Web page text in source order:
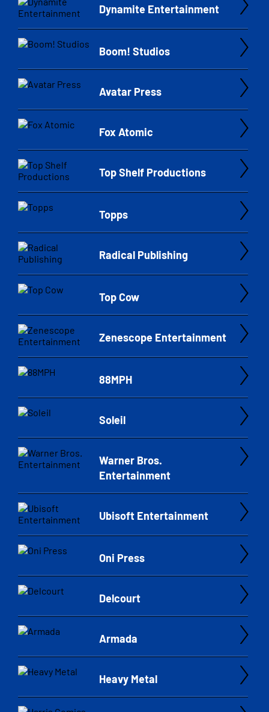
Dynamite Entertainment
Boom! Studios
Avatar Press
Fox Atomic
Top Shelf Productions
Topps
Radical Publishing
Top Cow
Zenescope Entertainment
88MPH
Soleil
Warner Bros.
Entertainment
Ubisoft Entertainment
Oni Press
Delcourt
Armada
Heavy Metal